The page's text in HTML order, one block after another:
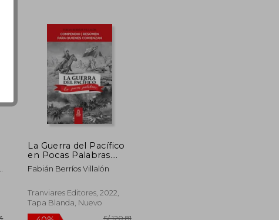
S/ 902,53
S/ 406,14
55%
dcto.
La Guerra del Pacífico
en Pocas Palabras.
Compendio |
Resumen para quienes
Fabián Berríos Villalón
Tranviares Editores, 2022,
Tapa Blanda, Nuevo